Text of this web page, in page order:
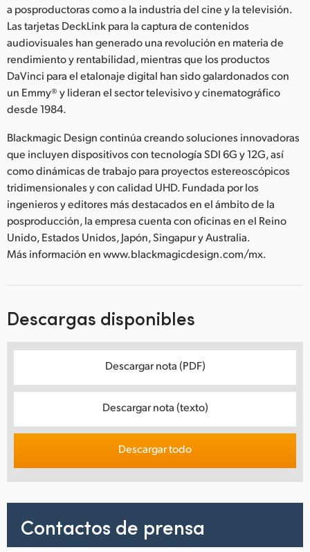
a posproductoras como a la industria del cine y la televisión.
Las tarjetas DeckLink para la captura de contenidos
audiovisuales han generado una revolución en materia de
rendimiento y rentabilidad, mientras que los productos
DaVinci para el etalonaje digital han sido galardonados con
un Emmy® y lideran el sector televisivo y cinematográfico
desde 1984.
Blackmagic Design continúa creando soluciones innovadoras
que incluyen dispositivos con tecnología SDI 6G y 12G, así
como dinámicas de trabajo para proyectos estereoscópicos
tridimensionales y con calidad UHD. Fundada por los
ingenieros y editores más destacados en el ámbito de la
posproducción, la empresa cuenta con oficinas en el Reino
Unido, Estados Unidos, Japón, Singapur y Australia.
Más información en www.blackmagicdesign.com/mx.
Descargas disponibles
Descargar nota (PDF)
Descargar nota (texto)
Descargar todo
Contactos de prensa